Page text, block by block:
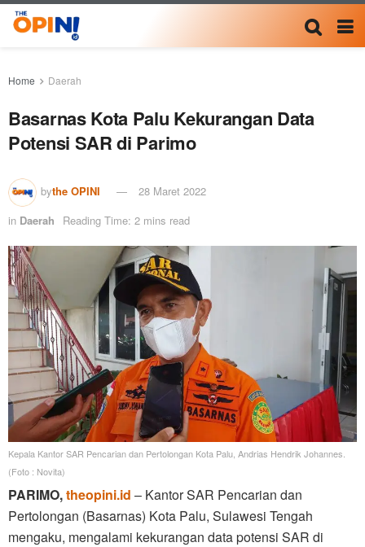
Home Daerah
Basarnas Kota Palu Kekurangan Data
Potensi SAR di Parimo
bythe OPINI
28 Maret 2022
in Daerah Reading Time: 2 mins read
Kepala Kantor SAR Pencarian dan Pertolongan Kota Palu, Andrias Hendrik Johannes.
(Foto : Novita)
PARIMO,theopini.id – Kantor SAR Pencarian dan
Pertolongan (Basarnas) Kota Palu, Sulawesi Tengah
mengaku, mengalami kekurangan data potensi SAR di